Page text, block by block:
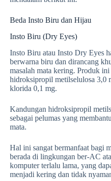
Beda Insto Biru dan Hijau
Insto Biru (Dry Eyes)
Insto Biru atau Insto Dry Eyes
berwarna biru dan dirancang
masalah mata kering. Produk
hidroksipropil metilselulosa 3,0
klorida 0,1 mg.
Kandungan hidroksipropil
sebagai pelumas yang
mata.
Hal ini sangat bermanfaat bagi
berada di lingkungan ber-AC
komputer terlalu lama, yang
menjadi kering dan tidak